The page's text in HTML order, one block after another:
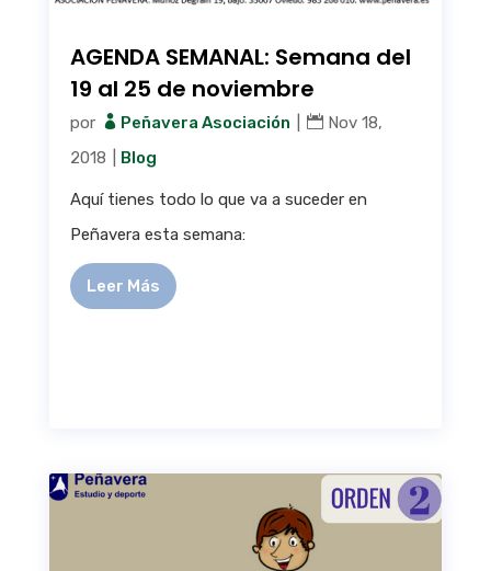
AGENDA SEMANAL: Semana del
19 al 25 de noviembre
por Peñavera Asociación
Nov 18,
2018
Blog
Aquí tienes todo lo que va a suceder en
Peñavera esta semana:
Leer Más